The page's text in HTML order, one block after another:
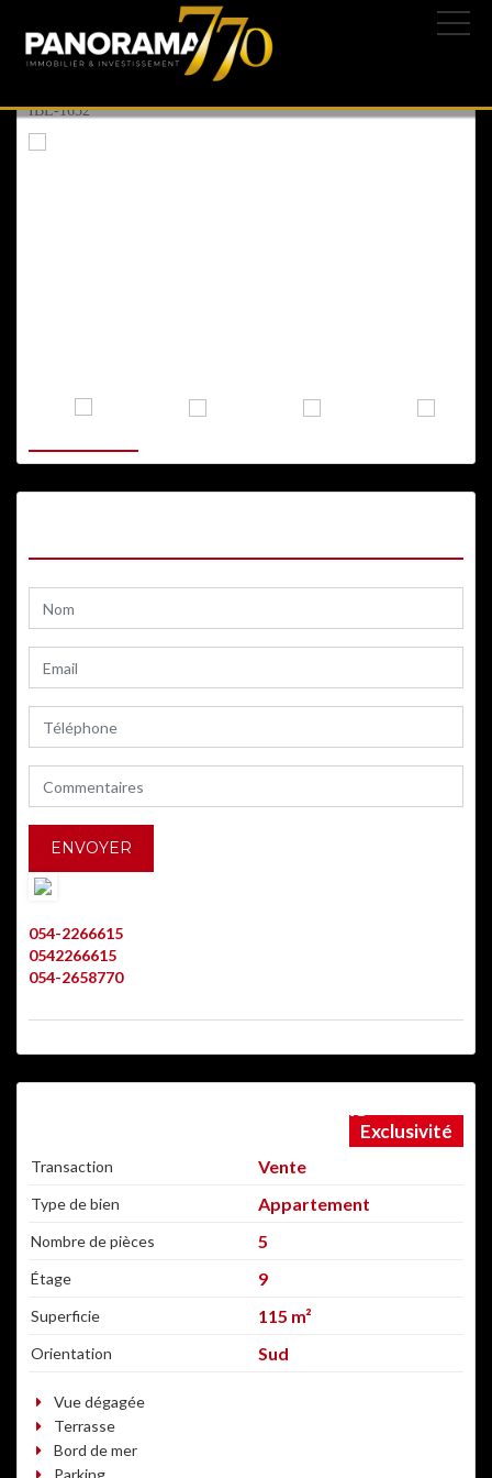
ASHKELON, AGAMIM
IBL-1652
054-2266615
0542266615
054-2658770
Exclusivité
Transaction Vente
Type de bien Appartement
Nombre de pièces 5
Étage 9
Superficie 115 m²
Orientation Sud
Vue dégagée
Terrasse
Bord de mer